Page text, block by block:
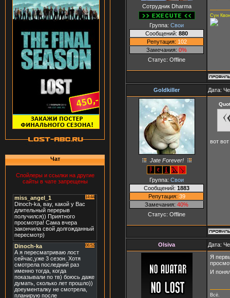
Чат
Спойлеры и ссылки на другие
сайты в чате запрещены
Сотрудник Dharma
Группа: Свои
Сообщений: 880
Репутация: 102
Замечания: 0%
Статус: Offline
Сун Квон
Goldkiller Дата:
Jate Forever!
Группа: Свои
Сообщений: 1883
Репутация: 39
Замечания: 40%
Статус: Offline
вот
Olsiva Дата:
Я
И
Всё.